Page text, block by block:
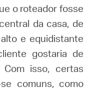
o roteador fosse
da casa, de
e equidistante
gostaria de
Com isso, certas
comuns, como